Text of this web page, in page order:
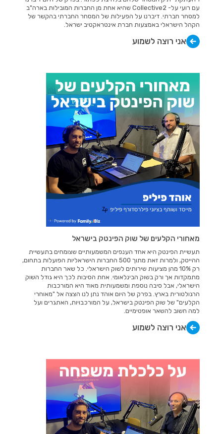
עם רועי על- Collective2 שהיא אחת מן החברות המובילות בארה"ב
למסחר חברתי. דיברנו על הפעילות של המסחר החברתי בהקשר של
הקהל הישראלי באמצעות חברת אינטראקטיב ישראל.
אני רוצה לשמוע
מאחורי הקלעים של שוק הפינטק בישראל
תעשיית הפינטק היא אחד הענפים המשמעותיים שצומחים בתעשיית
ההייטק, ולמרות זאת מתוך 500 החברות הישראליות הפועלות בתחום,
רק 10% מהן מציעות שירותים לשוק הישראלי. כל שאר החברות
מתמקדות אך ורק בשוק הבינלאומי. אחת הסיבות לכך היא גודל השוק
הישראלי, אבל סיבה נוספת ומשמעותית מאוד היא המורכבות
הרגולטורית בארץ. בפרק של היום אוהד נתן לנו הצצה אל "מאוחרי
הקלעים" של שוק הפינטק בישראל, על המורכבויות, האתגרים ועל
למה חשוב להשאר אופטימיים.
אני רוצה לשמוע